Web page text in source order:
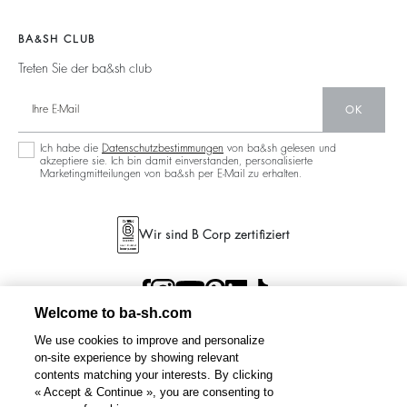
BA&SH CLUB
Treten Sie der ba&sh club
OK
Ich habe die Datenschutzbestimmungen von ba&sh gelesen und
akzeptiere sie. Ich bin damit einverstanden, personalisierte
Marketingmitteilungen von ba&sh per E-Mail zu erhalten.
Wir sind B Corp zertifiziert
Welcome to ba-sh.com
We use cookies to improve and personalize
on-site experience by showing relevant
contents matching your interests. By clicking
« Accept & Continue », you are consenting to